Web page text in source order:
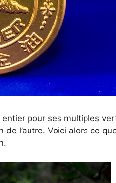
pour ses multiples
l’autre. Voici alors ce